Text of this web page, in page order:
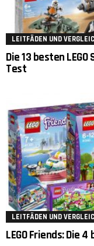
LEITFÄDEN UND
Die 13 besten
Test
LEITFÄDEN UND
LEGO Friends: Die